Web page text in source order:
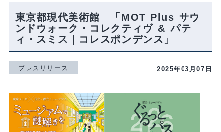
東京都現代美術館 「MOT Plus サウ
ンドウォーク・コレクティヴ & パテ
ィ・スミス｜コレスポンデンス」
プレスリリース 2025年03月07日